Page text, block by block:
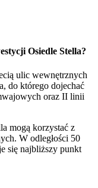
Osiedle Stella?
ulic wewnętrznych
do którego dojechać
oraz II linii
mogą korzystać z
W odległości 50
się najbliższy punkt